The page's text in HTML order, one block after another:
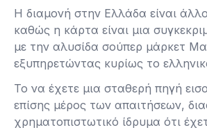
Η διαμονή στην Ελλάδα είναι
καθώς η κάρτα είναι μια
με την αλυσίδα σούπερ μάρκετ
εξυπηρετώντας κυρίως το
Το να έχετε μια σταθερή πηγή
επίσης μέρος των απαιτήσεων,
χρηματοπιστωτικό ίδρυμα ότι